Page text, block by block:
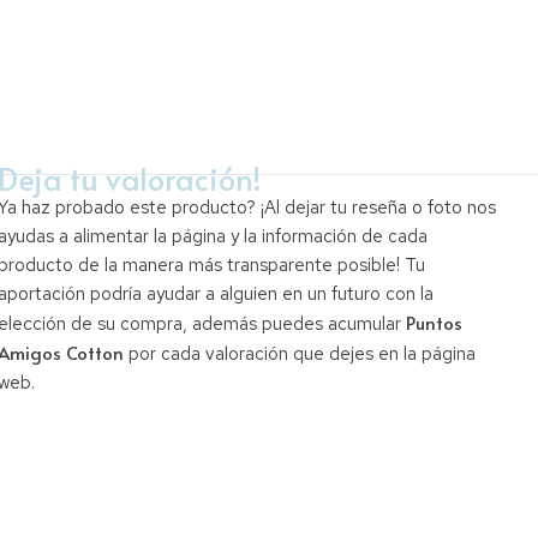
tu valoración!
haz probado este producto? ¡Al dejar tu reseña o foto nos
a alimentar la página y la información de cada
de la manera más transparente posible! Tu
podría ayudar a alguien en un futuro con la
de su compra, además puedes acumularPuntos
Cotton por cada valoración que dejes en la página